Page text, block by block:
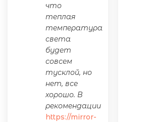
что
теплая
температура
света
будет
совсем
тусклой, но
нет, все
хорошо. В
рекомендации
https://mirror-